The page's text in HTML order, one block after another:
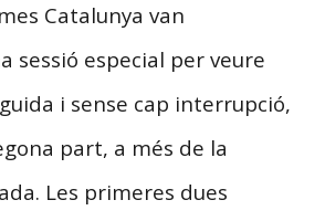
Catalunya van
sessió especial per veure
i sense cap interrupció,
part, a més de la
Les primeres dues